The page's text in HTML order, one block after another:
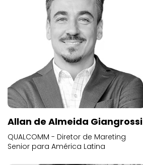
Allan de Almeida Giangrossi
QUALCOMM - Diretor de Mareting
Senior para América Latina